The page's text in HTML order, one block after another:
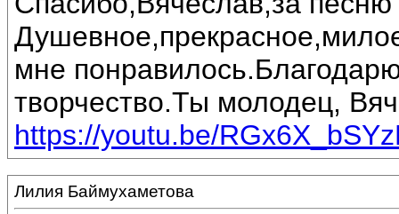
мне
творчество.Ты молодец,
https://youtu.be/
Лилия Баймухаметова